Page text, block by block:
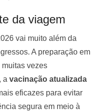
da viagem
vai muito além da
A preparação em
vezes
a vacinação atualizada
eficazes para evitar
segura em meio à